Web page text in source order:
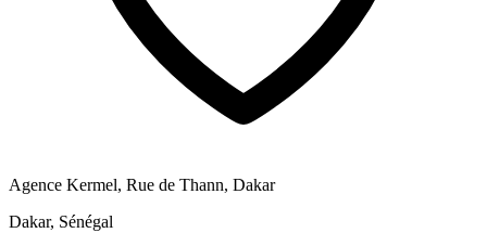
Agence Kermel, Rue de Thann, Dakar
Dakar, Sénégal